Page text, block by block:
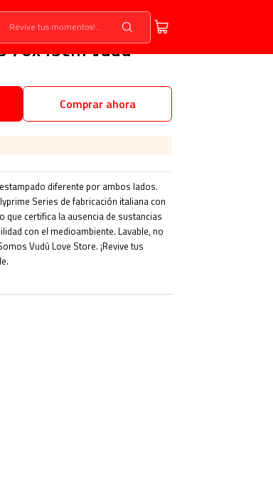
70x45cm Vudú
Comprar ahora
diferente por ambos lados.
Series de fabricación italiana con
que certifica la ausencia de sustancias
con el medioambiente. Lavable, no
Vudú Love Store. ¡Revive tus